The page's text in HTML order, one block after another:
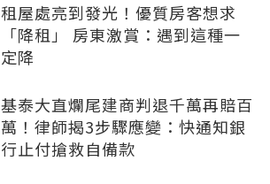
租屋處亮到發光！優質房客想求
「降租」 房東激賞：遇到這種一
定降
基泰大直爛尾建商判退千萬再賠百
萬！律師揭3步驟應變：快通知銀
行止付搶救自備款